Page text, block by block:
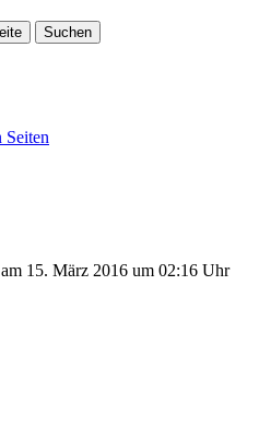
Seiten
15. März 2016 um 02:16 Uhr